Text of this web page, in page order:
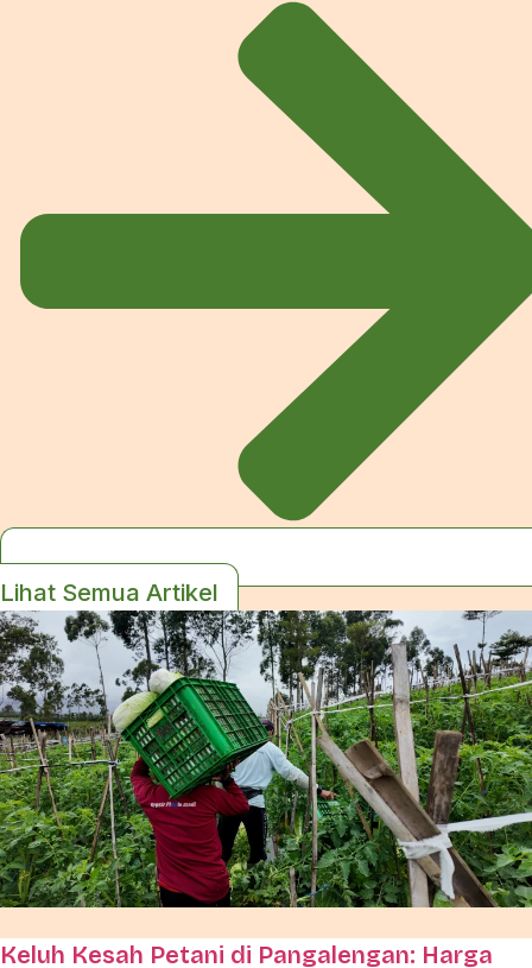
Lihat Semua Artikel
Keluh Kesah Petani di Pangalengan: Harga